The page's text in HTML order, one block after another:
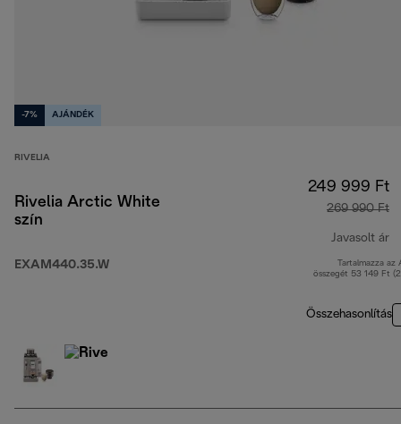
-7% AJÁNDÉK
RIVELIA
Rivelia Arctic White
szín
EXAM440.35.W
249 999 Ft
269 990 Ft
Javasolt ár
Tartalmazza az
összegét 53 149 Ft
Összehasonlítás